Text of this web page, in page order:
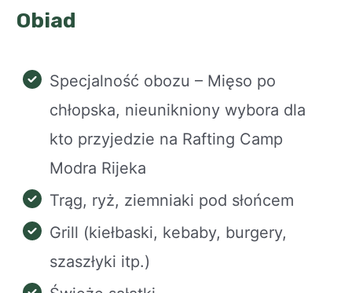
Obiad
Specjalność obozu – Mięso po
chłopska, nieunikniony wybora dla
kto przyjedzie na Rafting Camp
Modra Rijeka
Trąg, ryż, ziemniaki pod słońcem
Grill (kiełbaski, kebaby, burgery,
szaszłyki itp.)